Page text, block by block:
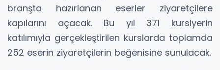
branşta hazırlanan eserler ziyaretçilere
kapılarını açacak. Bu yıl 371 kursiyerin
katılımıyla gerçekleştirilen kurslarda toplamda
252 eserin ziyaretçilerin beğenisine sunulacak.